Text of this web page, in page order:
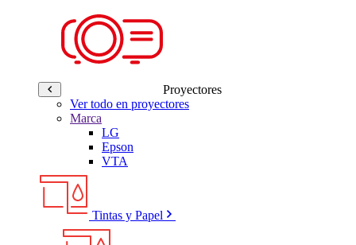
Proyectores
Ver todo en proyectores
Marca
LG
Epson
VTA
Tintas y Papel